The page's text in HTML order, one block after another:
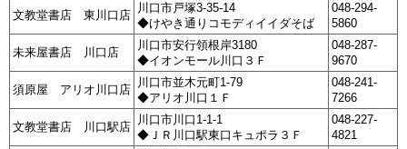
文教堂書店 東川口店
川口市戸塚3-35-14
◆けやき通りコモディイイダそば
048-294-
5860
未来屋書店 川口店
川口市安行領根岸3180
◆イオンモール川口３Ｆ
048-287-
9670
須原屋 アリオ川口店
川口市並木元町1-79
◆アリオ川口１Ｆ
048-241-
7266
文教堂書店 川口駅店
川口市川口1-1-1
◆ＪＲ川口駅東口キュポラ３Ｆ
048-227-
4821